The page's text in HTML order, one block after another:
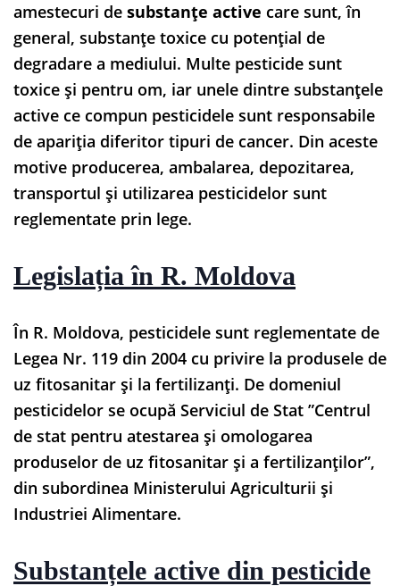
amestecuri de substanțe active care sunt, în
general, substanțe toxice cu potențial de
degradare a mediului. Multe pesticide sunt
toxice și pentru om, iar unele dintre substanțele
active ce compun pesticidele sunt responsabile
de apariția diferitor tipuri de cancer. Din aceste
motive producerea, ambalarea, depozitarea,
transportul și utilizarea pesticidelor sunt
reglementate prin lege.
Legislația în R. Moldova
În R. Moldova, pesticidele sunt reglementate de
Legea Nr. 119 din 2004 cu privire la produsele de
uz fitosanitar şi la fertilizanți. De domeniul
pesticidelor se ocupă Serviciul de Stat ”Centrul
de stat pentru atestarea și omologarea
produselor de uz fitosanitar și a fertilizanților”,
din subordinea Ministerului Agriculturii și
Industriei Alimentare.
Substanțele active din pesticide